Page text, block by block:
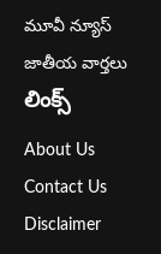
మూవీ న్యూస్
జాతీయ వార్తలు
లింక్స్
About Us
Contact Us
Disclaimer